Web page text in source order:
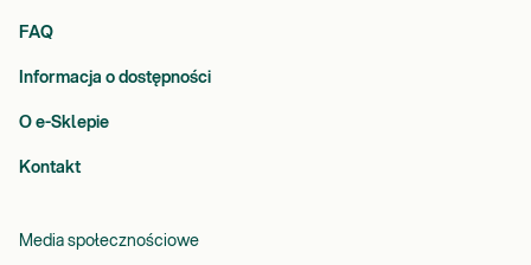
FAQ
Informacja o dostępności
O e-Sklepie
Kontakt
Media społecznościowe